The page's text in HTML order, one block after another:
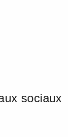
sociaux